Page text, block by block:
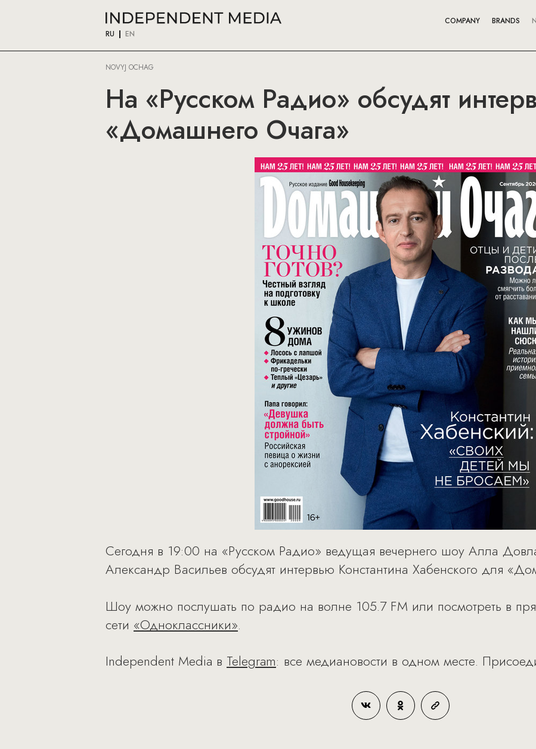
RU EN
COMPANY BRANDS
NOVYJ OCHAG
На «Русском Радио» обсудят
«Домашнего Очага»
Сегодня в 19:00 на «Русском Радио» ведущая вечернего шоу Алла
Александр Васильев обсудят интервью Константина Хабенского для
Шоу можно послушать по радио на волне 105.7 FM или посмотреть в
сети «Одноклассники».
Independent Media в Telegram: все медиановости в одном месте.